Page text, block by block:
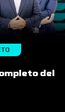
del